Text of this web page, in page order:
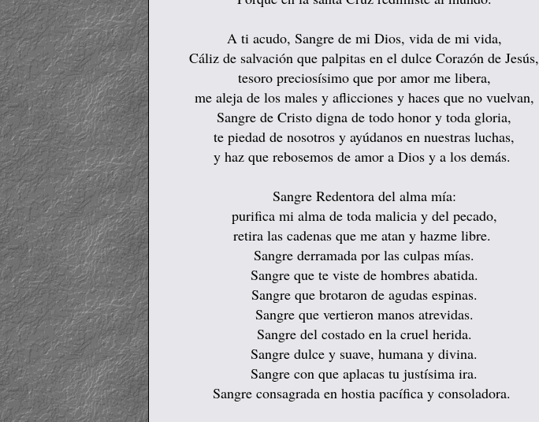
A ti acudo, Sangre de mi Dios, vida de mi vida,
Cáliz de salvación que palpitas en el dulce Corazón de Jesús,
tesoro preciosísimo que por amor me libera,
me aleja de los males y aflicciones y haces que no vuelvan,
Sangre de Cristo digna de todo honor y toda gloria,
te piedad de nosotros y ayúdanos en nuestras luchas,
y haz que rebosemos de amor a Dios y a los demás.
Sangre Redentora del alma mía:
purifica mi alma de toda malicia y del pecado,
retira las cadenas que me atan y hazme libre.
Sangre derramada por las culpas mías.
Sangre que te viste de hombres abatida.
Sangre que brotaron de agudas espinas.
Sangre que vertieron manos atrevidas.
Sangre del costado en la cruel herida.
Sangre dulce y suave, humana y divina.
Sangre con que aplacas tu justísima ira.
Sangre consagrada en hostia pacífica y consoladora.